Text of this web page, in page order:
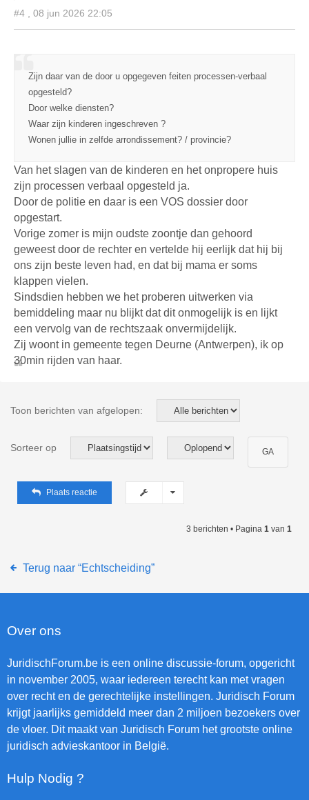
#4 , 08 jun 2026 22:05
Zijn daar van de door u opgegeven feiten processen-verbaal
opgesteld?
Door welke diensten?
Waar zijn kinderen ingeschreven ?
Wonen jullie in zelfde arrondissement? / provincie?
Van het slagen van de kinderen en het onpropere huis
zijn processen verbaal opgesteld ja.
Door de politie en daar is een VOS dossier door
opgestart.
Vorige zomer is mijn oudste zoontje dan gehoord
geweest door de rechter en vertelde hij eerlijk dat hij bij
ons zijn beste leven had, en dat bij mama er soms
klappen vielen.
Sindsdien hebben we het proberen uitwerken via
bemiddeling maar nu blijkt dat dit onmogelijk is en lijkt
een vervolg van de rechtszaak onvermijdelijk.
Zij woont in gemeente tegen Deurne (Antwerpen), ik op
30min rijden van haar.
Toon berichten van afgelopen:
Sorteer op
Plaats reactie
3 berichten • Pagina 1 van 1
Terug naar “Echtscheiding”
Over ons
JuridischForum.be is een online discussie-forum, opgericht
in november 2005, waar iedereen terecht kan met vragen
over recht en de gerechtelijke instellingen. Juridisch Forum
krijgt jaarlijks gemiddeld meer dan 2 miljoen bezoekers over
de vloer. Dit maakt van Juridisch Forum het grootste online
juridisch advieskantoor in België.
Hulp Nodig ?